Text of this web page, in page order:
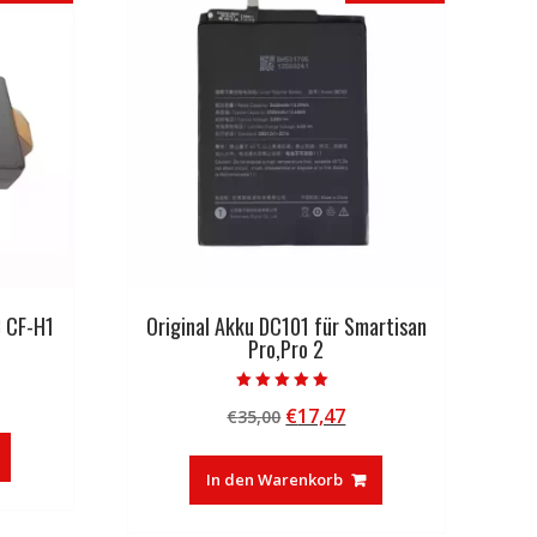
H1 Original Akku DC101 für Smartisan
Pro,Pro 2
5.00
von 5
€35,00 Ursprünglicher
war:
€35,00
€17,47Aktueller
ist:
€17,47.
In den Warenkorb